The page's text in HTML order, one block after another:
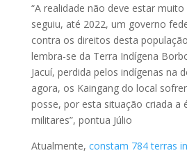
“A realidade não deve estar
seguiu, até 2022, um governo
contra os direitos desta
lembra-se da Terra Indígena
Jacuí, perdida pelos indígenas na
agora, os Kaingang do local
posse, por esta situação criada a
militares”, pontua Júlio
Atualmente, constam 784 terras